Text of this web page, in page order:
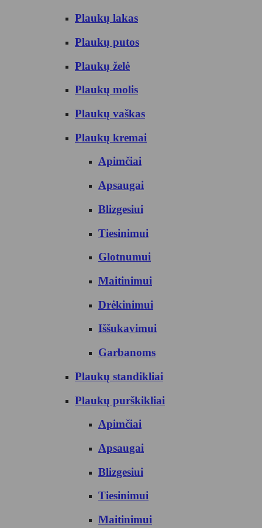
Plaukų lakas
Plaukų putos
Plaukų želė
Plaukų molis
Plaukų vaškas
Plaukų kremai
Apimčiai
Apsaugai
Blizgesiui
Tiesinimui
Glotnumui
Maitinimui
Drėkinimui
Iššukavimui
Garbanoms
Plaukų standikliai
Plaukų purškikliai
Apimčiai
Apsaugai
Blizgesiui
Tiesinimui
Maitinimui